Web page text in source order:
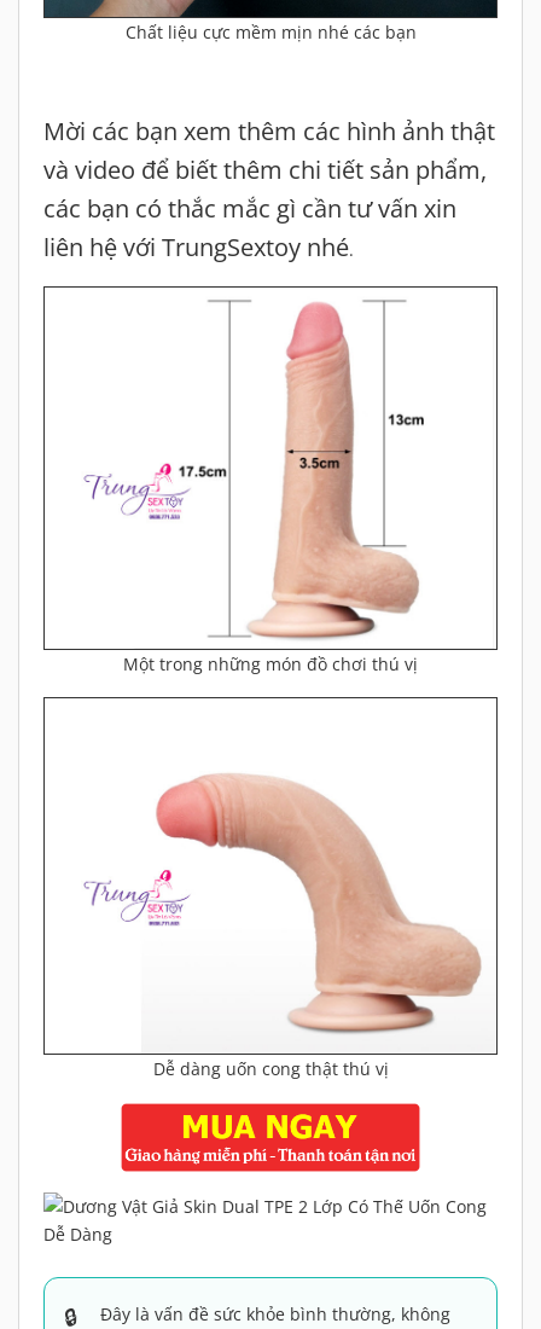
Chất liệu cực mềm mịn nhé các bạn
Mời các bạn xem thêm các hình ảnh thật
và video để biết thêm chi tiết sản phẩm,
các bạn có thắc mắc gì cần tư vấn xin
liên hệ với TrungSextoy nhé.
Một trong những món đồ chơi thú vị
Dễ dàng uốn cong thật thú vị
Đây là vấn đề sức khỏe bình thường, không